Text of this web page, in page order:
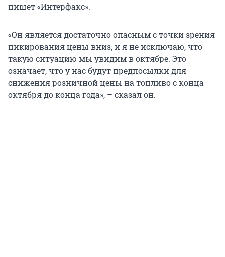
пишет «Интерфакс».
«Он является достаточно опасным с точки зрения
пикирования цены вниз, и я не исключаю, что
такую ситуацию мы увидим в октябре. Это
означает, что у нас будут предпосылки для
снижения розничной цены на топливо с конца
октября до конца года», – сказал он.